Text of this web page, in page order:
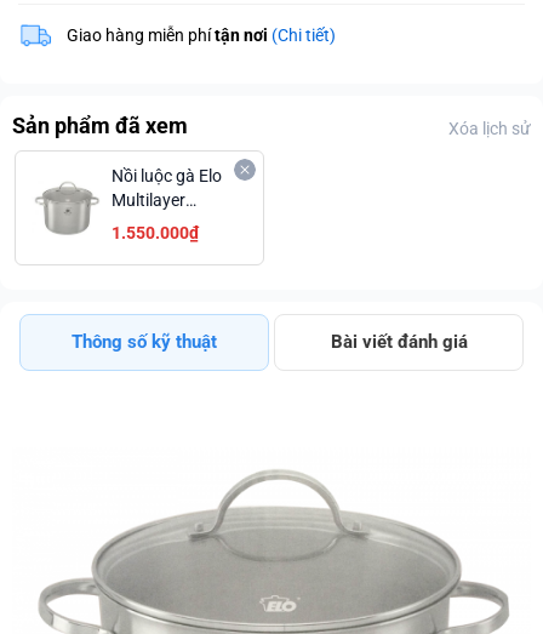
Giao hàng miễn phítận nơi (Chi tiết)
Sản phẩm đã xem Xóa lịch sử
Nồi luộc gà Elo
Multilayer
Premium 28 cm
1.550.000₫
Thông số kỹ thuật Bài viết đánh giá